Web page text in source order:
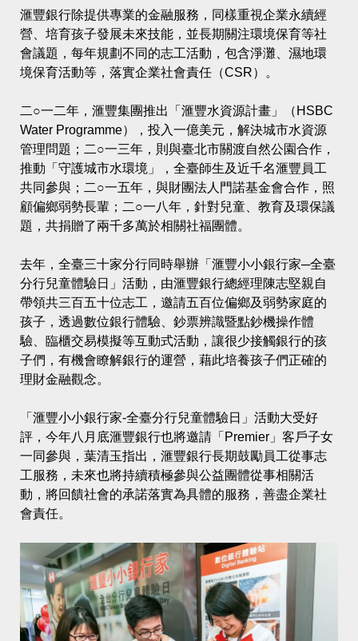
滙豐銀行除提供專業的金融服務，同樣重視企業永續經
營、培育孩子發展未來技能，並長期關注環境保育等社
會議題，每年規劃不同的志工活動，包含淨灘、濕地環
境保育活動等，落實企業社會責任（CSR）。
二○一二年，滙豐集團推出「滙豐水資源計畫」（HSBC
Water Programme），投入一億美元，解決城市水資源
管理問題；二○一三年，則與臺北市關渡自然公園合作，
推動「守護城市水環境」，全臺師生及近千名滙豐員工
共同參與；二○一五年，與財團法人門諾基金會合作，照
顧偏鄉弱勢長輩；二○一八年，針對兒童、教育及環保議
題，共捐贈了兩千多萬於相關社福團體。
去年，全臺三十家分行同時舉辦「滙豐小小銀行家─全臺
分行兒童體驗日」活動，由滙豐銀行總經理陳志堅親自
帶領共三百五十位志工，邀請五百位偏鄉及弱勢家庭的
孩子，透過數位銀行體驗、鈔票辨識暨點鈔機操作體
驗、臨櫃交易模擬等互動式活動，讓很少接觸銀行的孩
子們，有機會瞭解銀行的運營，藉此培養孩子們正確的
理財金融觀念。
「滙豐小小銀行家-全臺分行兒童體驗日」活動大受好
評，今年八月底滙豐銀行也將邀請「Premier」客戶子女
一同參與，葉清玉指出，滙豐銀行長期鼓勵員工從事志
工服務，未來也將持續積極參與公益團體從事相關活
動，將回饋社會的承諾落實為具體的服務，善盡企業社
會責任。